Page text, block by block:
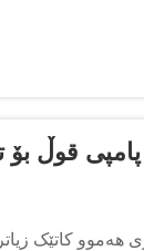
پامپی قوڵ
کاتێک زیاتر